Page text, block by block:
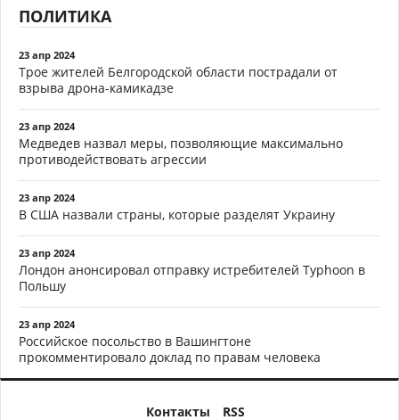
ПОЛИТИКА
23 апр 2024
Трое жителей Белгородской области пострадали от
взрыва дрона-камикадзе
23 апр 2024
Медведев назвал меры, позволяющие максимально
противодействовать агрессии
23 апр 2024
В США назвали страны, которые разделят Украину
23 апр 2024
Лондон анонсировал отправку истребителей Typhoon в
Польшу
23 апр 2024
Российское посольство в Вашингтоне
прокомментировало доклад по правам человека
Контакты RSS